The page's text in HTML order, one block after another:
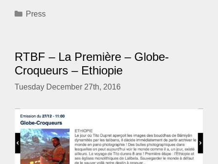
Categories
Press
RTBF – La Première – Globe-
Croqueurs – Ethiopie
Tuesday December 27th, 2016